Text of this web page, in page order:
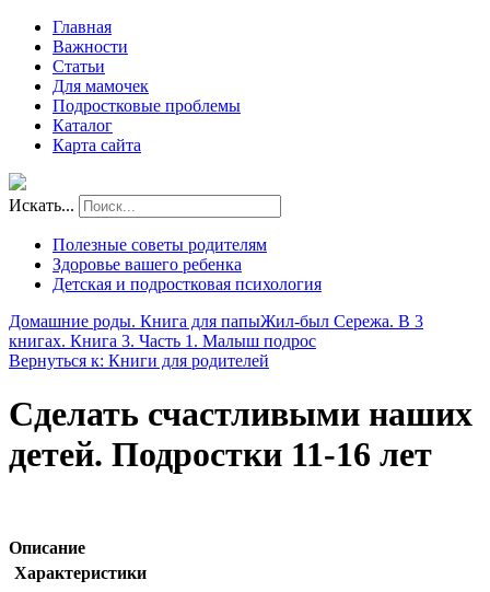
Главная
Важности
Статьи
Для мамочек
Подростковые проблемы
Каталог
Карта сайта
Искать...
Полезные советы родителям
Здоровье вашего ребенка
Детская и подростковая психология
Домашние роды. Книга для папыЖил-был Сережа. В 3
книгах. Книга 3. Часть 1. Малыш подрос
Вернуться к: Книги для родителей
Сделать счастливыми наших
детей. Подростки 11-16 лет
Описание
Характеристики